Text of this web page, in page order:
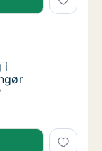
Storkøbenhavn
i Storkøbenhavn
i
Storkøbenhavn
eller